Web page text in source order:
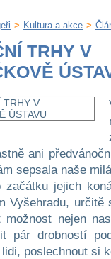
> Kultura a akce >
TRHY V
ani
sepsala naše
začátku jejich
Vyšehradu,
možnost nejen
pár drobností
poslechnout si